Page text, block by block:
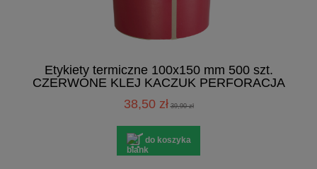
Etykiety termiczne 100x150 mm 500 szt.
CZERWONE KLEJ KACZUK PERFORACJA
38,50 zł 39,90 zł
do koszyka